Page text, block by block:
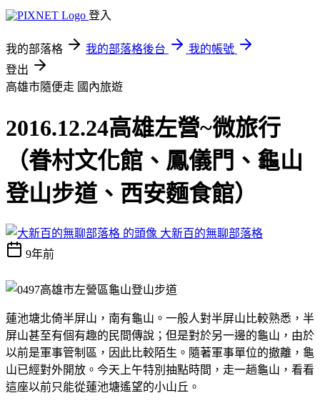
登入
我的部落格 我的部落格後台
我的帳號
登出
高雄市隨便走 國內旅遊
2016.12.24高雄左營~微旅行
（眷村文化館、鳳儀門、龜山
登山步道、西安麵食館）
大新百的無聊部落格
9年前
蓮池塘北倚半屏山，南有龜山。一般人對半屏山比較熟悉，半
屏山甚至有個有趣的民間傳說；但是對於另一邊的龜山，由於
以前是軍事管制區，因此比較陌生。隨著軍事單位的撤離，龜
山已經對外開放。今天上午特別抽點時間，走一趟龜山，看看
這座以前只能從蓮池塘遙望的小山丘。